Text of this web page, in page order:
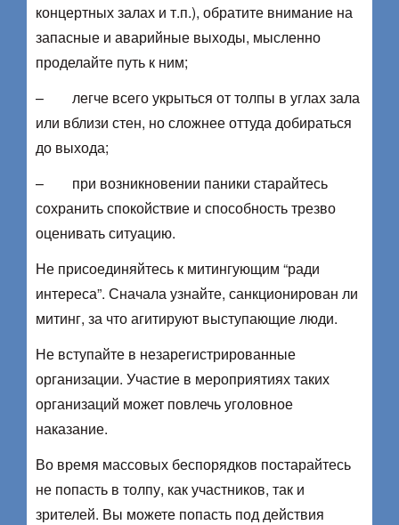
концертных залах и т.п.), обратите внимание на
запасные и аварийные выходы, мысленно
проделайте путь к ним;
– легче всего укрыться от толпы в углах зала
или вблизи стен, но сложнее оттуда добираться
до выхода;
– при возникновении паники старайтесь
сохранить спокойствие и способность трезво
оценивать ситуацию.
Не присоединяйтесь к митингующим “ради
интереса”. Сначала узнайте, санкционирован ли
митинг, за что агитируют выступающие люди.
Не вступайте в незарегистрированные
организации. Участие в мероприятиях таких
организаций может повлечь уголовное
наказание.
Во время массовых беспорядков постарайтесь
не попасть в толпу, как участников, так и
зрителей. Вы можете попасть под действия